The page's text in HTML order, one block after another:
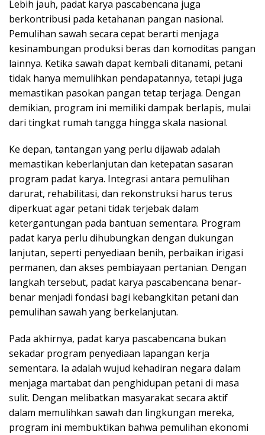
Lebih jauh, padat karya pascabencana juga
berkontribusi pada ketahanan pangan nasional.
Pemulihan sawah secara cepat berarti menjaga
kesinambungan produksi beras dan komoditas pangan
lainnya. Ketika sawah dapat kembali ditanami, petani
tidak hanya memulihkan pendapatannya, tetapi juga
memastikan pasokan pangan tetap terjaga. Dengan
demikian, program ini memiliki dampak berlapis, mulai
dari tingkat rumah tangga hingga skala nasional.
Ke depan, tantangan yang perlu dijawab adalah
memastikan keberlanjutan dan ketepatan sasaran
program padat karya. Integrasi antara pemulihan
darurat, rehabilitasi, dan rekonstruksi harus terus
diperkuat agar petani tidak terjebak dalam
ketergantungan pada bantuan sementara. Program
padat karya perlu dihubungkan dengan dukungan
lanjutan, seperti penyediaan benih, perbaikan irigasi
permanen, dan akses pembiayaan pertanian. Dengan
langkah tersebut, padat karya pascabencana benar-
benar menjadi fondasi bagi kebangkitan petani dan
pemulihan sawah yang berkelanjutan.
Pada akhirnya, padat karya pascabencana bukan
sekadar program penyediaan lapangan kerja
sementara. Ia adalah wujud kehadiran negara dalam
menjaga martabat dan penghidupan petani di masa
sulit. Dengan melibatkan masyarakat secara aktif
dalam memulihkan sawah dan lingkungan mereka,
program ini membuktikan bahwa pemulihan ekonomi